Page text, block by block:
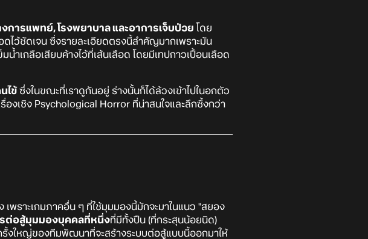
การแพทย์, โรงพยาบาล และอาการเจ็บป่วย โดย
ไว้ชัดเจน ซึ่งรายละเอียดตรงนี้สำคัญมากเพราะมัน
ำเกลือเสียบค้างไว้ที่เส้นเลือด โดยมีเทปกาวเปื้อนเลือด
ไข้ ซึ่งในขณะที่เราดูกันอยู่ ร่างนั้นก็ได้ล้วงเข้าไปในอกตัว
องเชิง Psychological Horror ที่น่าสนใจและลึกซึ้งกว่า
พราะเกมภาคอื่น ๆ ที่ใช้มุมมองนี้มักจะมาในแนว "สยอง
ต่อสู้มุมมองบุคคลที่หนึ่งที่มีทั้งปืน (ที่กระสุนน้อยนิด)
งใหญ่ของทีมพัฒนาที่จะสร้างระบบต่อสู้แบบนี้ออกมาให้